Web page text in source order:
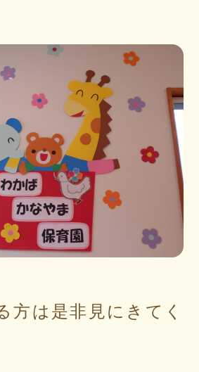
方は是非見にきてく